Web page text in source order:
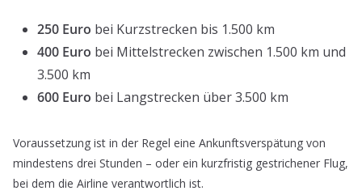
250 Euro bei Kurzstrecken bis 1.500 km
400 Euro bei Mittelstrecken zwischen 1.500 km und
3.500 km
600 Euro bei Langstrecken über 3.500 km
Voraussetzung ist in der Regel eine Ankunftsverspätung von
mindestens drei Stunden – oder ein kurzfristig gestrichener Flug,
bei dem die Airline verantwortlich ist.